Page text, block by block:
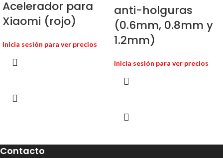
Acelerador para
Xiaomi (rojo)
Inicia sesión para ver precios
anti-holguras
(0.6mm, 0.8mm y
1.2mm)
Inicia sesión para ver precios
Contacto